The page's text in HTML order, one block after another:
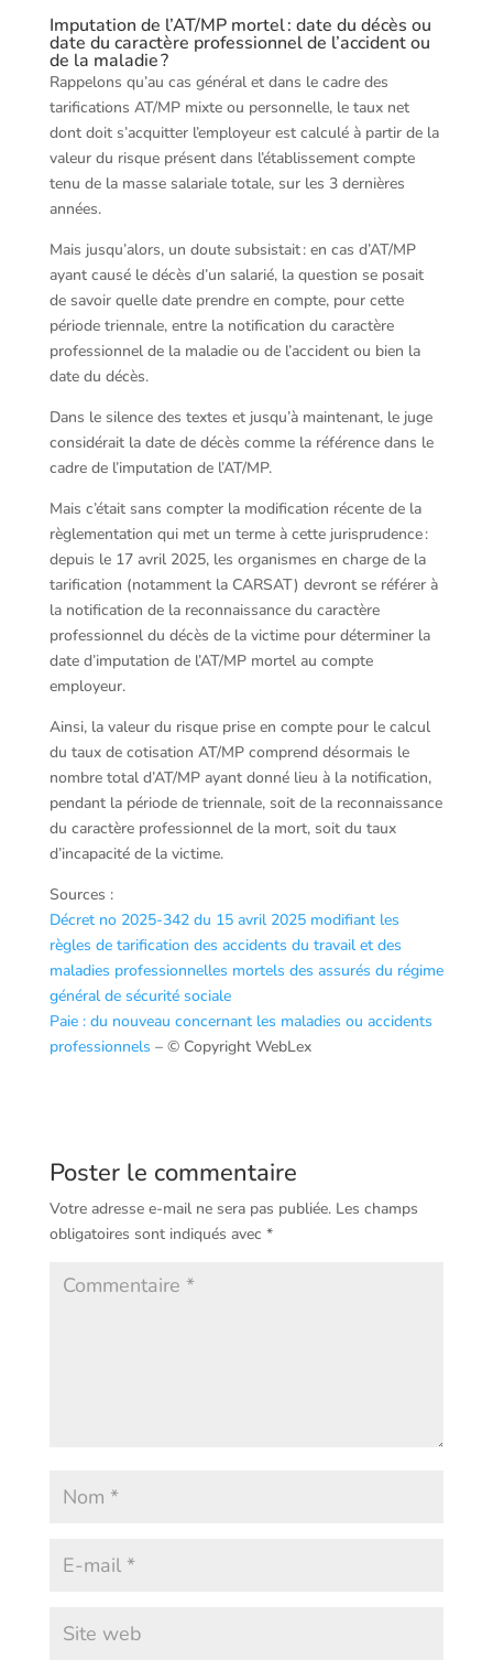
Imputation de l’AT/MP mortel : date du décès ou
date du caractère professionnel de l’accident ou
de la maladie ?
Rappelons qu’au cas général et dans le cadre des
tarifications AT/MP mixte ou personnelle, le taux net
dont doit s’acquitter l’employeur est calculé à partir de la
valeur du risque présent dans l’établissement compte
tenu de la masse salariale totale, sur les 3 dernières
années.
Mais jusqu’alors, un doute subsistait : en cas d’AT/MP
ayant causé le décès d’un salarié, la question se posait
de savoir quelle date prendre en compte, pour cette
période triennale, entre la notification du caractère
professionnel de la maladie ou de l’accident ou bien la
date du décès.
Dans le silence des textes et jusqu’à maintenant, le juge
considérait la date de décès comme la référence dans le
cadre de l’imputation de l’AT/MP.
Mais c’était sans compter la modification récente de la
règlementation qui met un terme à cette jurisprudence :
depuis le 17 avril 2025, les organismes en charge de la
tarification (notamment la CARSAT) devront se référer à
la notification de la reconnaissance du caractère
professionnel du décès de la victime pour déterminer la
date d’imputation de l’AT/MP mortel au compte
employeur.
Ainsi, la valeur du risque prise en compte pour le calcul
du taux de cotisation AT/MP comprend désormais le
nombre total d’AT/MP ayant donné lieu à la notification,
pendant la période de triennale, soit de la reconnaissance
du caractère professionnel de la mort, soit du taux
d’incapacité de la victime.
Sources :
Décret no 2025-342 du 15 avril 2025 modifiant les
règles de tarification des accidents du travail et des
maladies professionnelles mortels des assurés du régime
général de sécurité sociale
Paie : du nouveau concernant les maladies ou accidents
professionnels – © Copyright WebLex
Poster le commentaire
Votre adresse e-mail ne sera pas publiée. Les champs
obligatoires sont indiqués avec *